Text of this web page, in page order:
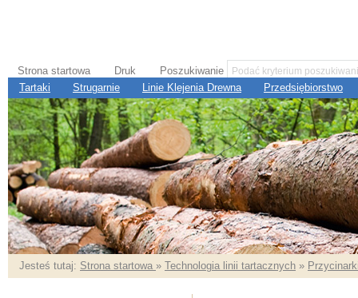
Strona startowa Druk
Poszukiwanie
Tartaki
Strugarnie Linie Klejenia Drewna Przedsiębiorstwo
Jesteś tutaj: Strona startowa » Technologia linii tartacznych »